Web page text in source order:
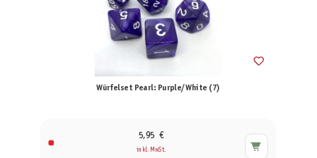
Würfelset Pearl: Purple/White (7)
5,95 €
inkl. MwSt.